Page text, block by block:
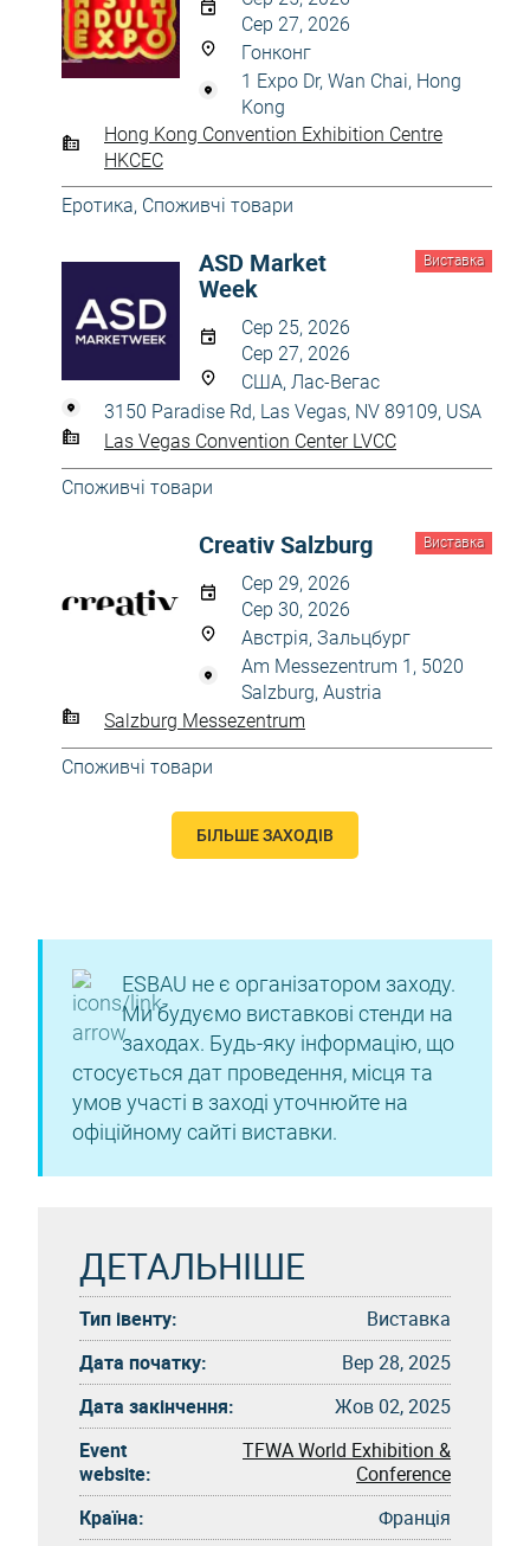
Сер 27, 2026
Гонконг
1 Expo Dr, Wan Chai, Hong
Kong
Hong Kong Convention Exhibition Centre
HKCEC
Еротика, Споживчі товари
Виставка
ASD Market
Week
Сер 25, 2026
Сер 27, 2026
США, Лас-Вегас
3150 Paradise Rd, Las Vegas, NV 89109, USA
Las Vegas Convention Center LVCC
Споживчі товари
Виставка
Creativ Salzburg
Сер 29, 2026
Сер 30, 2026
Австрія, Зальцбург
Am Messezentrum 1, 5020
Salzburg, Austria
Salzburg Messezentrum
Споживчі товари
БІЛЬШЕ ЗАХОДІВ
ESBAU не є організатором заходу.
Ми будуємо виставкові стенди на
заходах. Будь-яку інформацію, що
стосується дат проведення, місця та
умов участі в заході уточнюйте на
офіційному сайті виставки.
ДЕТАЛЬНІШЕ
Тип івенту:
Виставка
Дата початку:
Вер 28, 2025
Дата закінчення:
Жов 02, 2025
Event
website:
TFWA World Exhibition &
Conference
Країна:
Франція